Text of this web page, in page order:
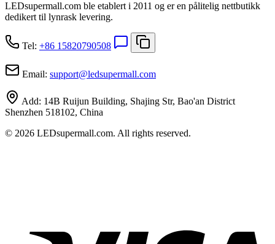
LEDsupermall.com ble etablert i 2011 og er en pålitelig nettbutikk
dedikert til lynrask levering.
Tel: +86 15820790508
Email: support@ledsupermall.com
Add: 14B Ruijun Building, Shajing Str, Bao'an District
Shenzhen 518102, China
© 2026 LEDsupermall.com. All rights reserved.